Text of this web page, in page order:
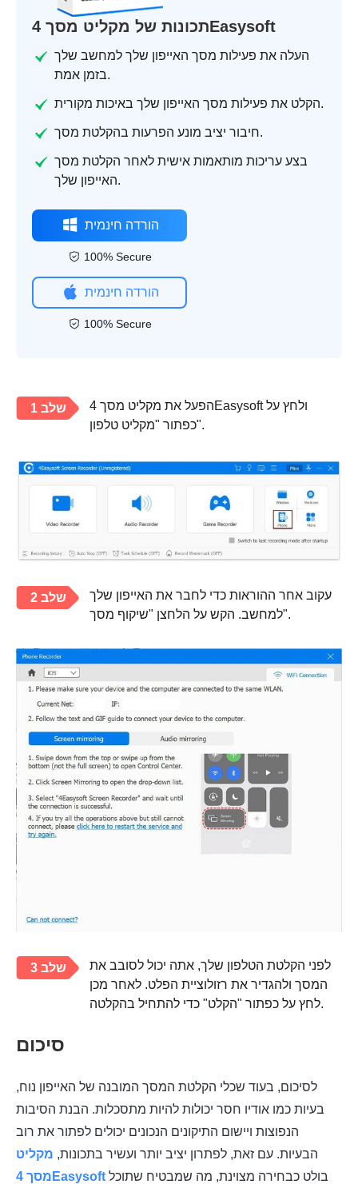
תכונות של מקליט מסך 4Easysoft
העלה את פעילות מסך האייפון שלך למחשב שלך
בזמן אמת.
הקלט את פעילות מסך האייפון שלך באיכות מקורית.
חיבור יציב מונע הפרעות בהקלטת מסך.
בצע עריכות מותאמות אישית לאחר הקלטת מסך
האייפון שלך.
הורדה חינמית
100% Secure
הורדה חינמית
100% Secure
שלב 1
הפעל את מקליט מסך 4Easysoft ולחץ על
כפתור "מקליט טלפון".
שלב 2
עקוב אחר ההוראות כדי לחבר את האייפון שלך
למחשב. הקש על הלחצן "שיקוף מסך".
שלב 3
לפני הקלטת הטלפון שלך, אתה יכול לסובב את
המסך ולהגדיר את רזולוציית הפלט. לאחר מכן
לחץ על כפתור "הקלט" כדי להתחיל בהקלטה.
סיכום
לסיכום, בעוד שכלי הקלטת המסך המובנה של האייפון נוח,
בעיות כמו אודיו חסר יכולות להיות מתסכלות. הבנת הסיבות
הנפוצות ויישום התיקונים הנכונים יכולים לפתור את רוב
הבעיות. עם זאת, לפתרון יציב יותר ועשיר בתכונות, מקליט
מסך 4Easysoft